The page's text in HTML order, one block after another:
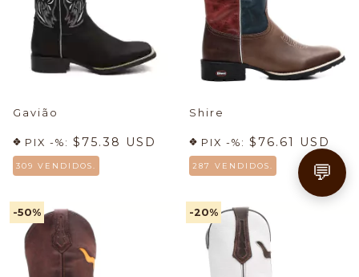
Gavião
PIX -%: $75.38 USD
309 VENDIDOS.
Shire
PIX -%: $76.61 USD
287 VENDIDOS.
-50% -20%
💬